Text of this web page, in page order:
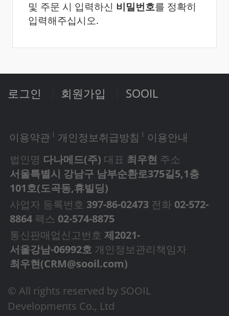
및 주문 시 입력하신 비밀번호를 정확히
입력해주십시오.
로그인 회원가입 SOOIL
이용약관 개인정보취급방침
이용안내
법인명 다나메드(주) 대표 최우현 주소
서울특별시 강남구 남부순환로375길5,1층
101호(도곡동,휴빌딩)
사업자 등록번호 397-86-02473 전화 02-572-
8864 팩스 02-574-8875
통신판매업신고번호제2021-
서울강남-06992호 개인정보관리책임자
최우현(CRM@sooil.com)
© All rights reserved by SOOIL
Developments Co., Ltd